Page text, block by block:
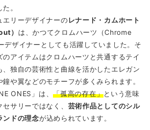
。
エリーデザイナーのレナード・カムホート
） は、かつてクロムハーツ（Chrome
デザイナーとしても活躍していました。そ
アイテムはクロムハーツと共通するテイ
、独自の芸術性と曲線を活かしたエレガン
鐘や翼などのモチーフが多くみられます。
ONES」は、「孤高の存在」という意味
サリーではなく、 芸術作品としてのシル
ンドの理念が込められています。